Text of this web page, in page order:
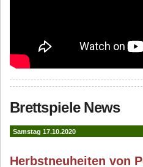
Brettspiele News
Samstag 17.10.2020
Herbstneuheiten von